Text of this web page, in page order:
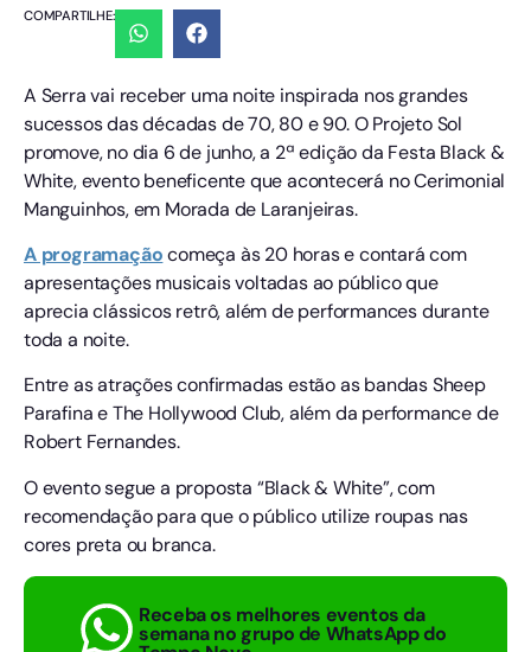
COMPARTILHE:
A Serra vai receber uma noite inspirada nos grandes
sucessos das décadas de 70, 80 e 90. O Projeto Sol
promove, no dia 6 de junho, a 2ª edição da Festa Black &
White, evento beneficente que acontecerá no Cerimonial
Manguinhos, em Morada de Laranjeiras.
A programaçãocomeça às 20 horas e contará com
apresentações musicais voltadas ao público que
aprecia clássicos retrô, além de performances durante
toda a noite.
Entre as atrações confirmadas estão as bandas Sheep
Parafina e The Hollywood Club, além da performance de
Robert Fernandes.
O evento segue a proposta “Black & White”, com
recomendação para que o público utilize roupas nas
cores preta ou branca.
Receba os melhores eventos da
semana no grupo de WhatsApp do